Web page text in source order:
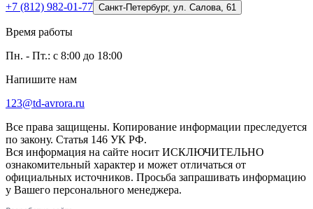
+7 (812) 982-01-77 Санкт-Петербург, ул. Салова, 61
Время работы
Пн. - Пт.: с 8:00 до 18:00
Напишите нам
123@td-avrora.ru
Все права защищены. Копирование информации преследуется
по закону. Статья 146 УК РФ.
Вся информация на сайте носит ИСКЛЮЧИТЕЛЬНО
ознакомительный характер и может отличаться от
официальных источников. Просьба запрашивать информацию
у Вашего персонального менеджера.